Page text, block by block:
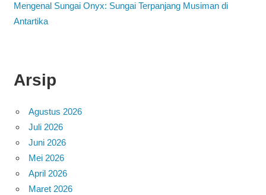
Mengenal Sungai Onyx: Sungai Terpanjang Musiman di
Antartika
Arsip
Agustus 2026
Juli 2026
Juni 2026
Mei 2026
April 2026
Maret 2026